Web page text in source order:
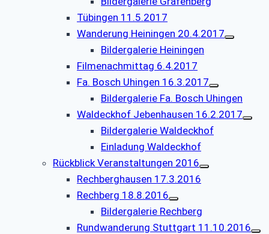
Tübingen 11.5.2017
Wanderung Heiningen 20.4.2017
Bildergalerie Heiningen
Filmenachmittag 6.4.2017
Fa. Bosch Uhingen 16.3.2017
Bildergalerie Fa. Bosch Uhingen
Waldeckhof Jebenhausen 16.2.2017
Bildergalerie Waldeckhof
Einladung Waldeckhof
Rückblick Veranstaltungen 2016
Rechberghausen 17.3.2016
Rechberg 18.8.2016
Bildergalerie Rechberg
Rundwanderung Stuttgart 11.10.2016